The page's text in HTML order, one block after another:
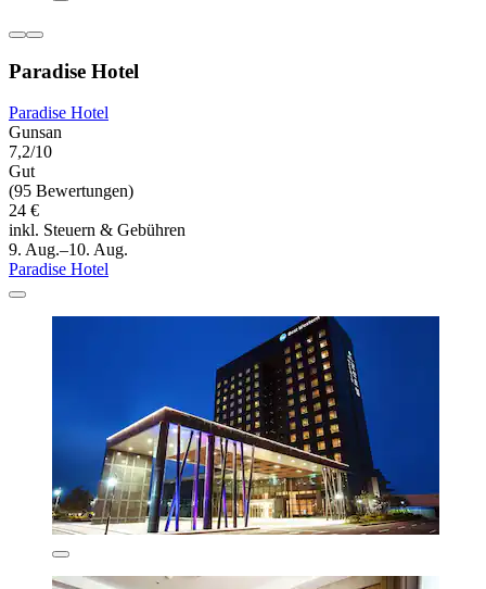
Paradise Hotel
Paradise Hotel
Gunsan
7,2/10
Gut
(95 Bewertungen)
24 €
inkl. Steuern & Gebühren
9. Aug.–10. Aug.
Paradise Hotel